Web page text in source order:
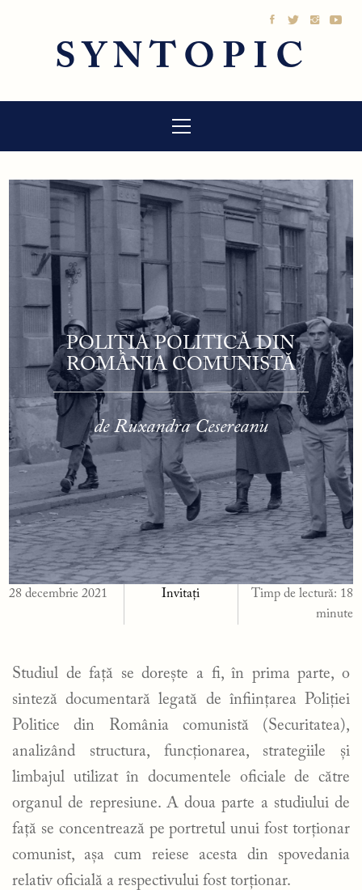
SYNTOPIC
principal
POLIȚIA POLITICĂ DIN
ROMÂNIA COMUNISTĂ
de Ruxandra Cesereanu
28 decembrie 2021 Invitați Timp de lectură: 18
minute
Studiul de față se dorește a fi, în prima parte, o
sinteză documentară legată de înființarea Poliției
Politice din România comunistă (Securitatea),
analizând structura, funcționarea, strategiile și
limbajul utilizat în documentele oficiale de către
organul de represiune. A doua parte a studiului de
față se concentrează pe portretul unui fost torționar
comunist, așa cum reiese acesta din spovedania
relativ oficială a respectivului fost torționar.